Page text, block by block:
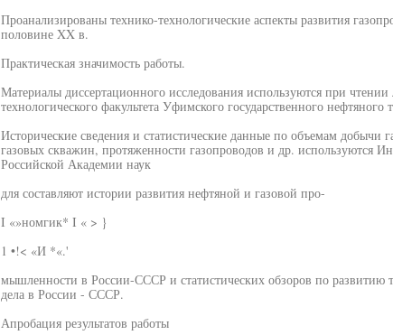
Проанализированы технико-технологические аспекты развития
половине XX в.
Практическая значимость работы.
Материалы диссертационного исследования используются при чтении
технологического факультета Уфимского государственного нефтяного
Исторические сведения и статистические данные по объемам добычи
газовых скважин, протяженности газопроводов и др. используются
Российской Академии наук
для составляют истории развития нефтяной и газовой про-
I «»номгик* I « > }
1 •!< «И *«.'
мышленности в России-СССР и статистических обзоров по развитию
дела в России - СССР.
Апробация результатов работы